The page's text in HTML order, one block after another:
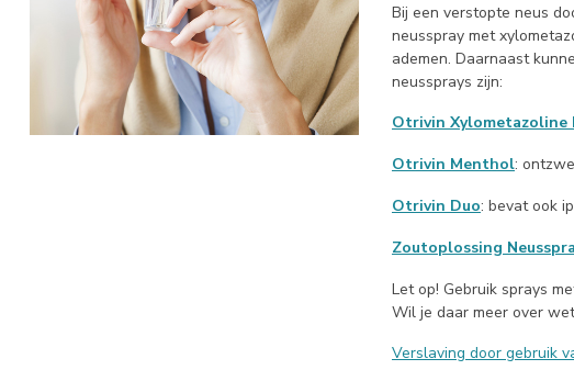
Bij een verstopte neus
neusspray met
ademen. Daarnaast
neussprays zijn:
Otrivin Xylometazoline
Otrivin Menthol:
Otrivin Duo: bevat ook
Zoutoplossing
Let op! Gebruik sprays
Wil je daar meer over
Verslaving door gebruik